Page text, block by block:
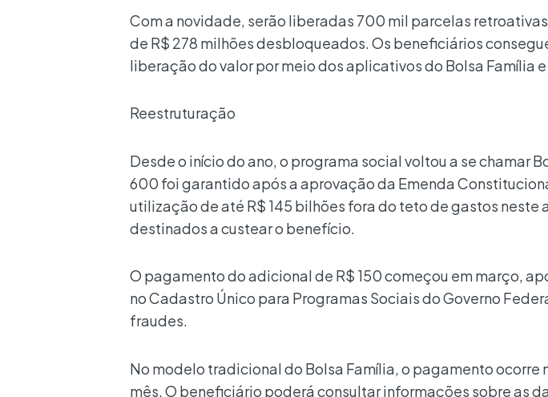
Com a novidade, serão liberadas 700 mil parcelas
de R$ 278 milhões desbloqueados. Os beneficiários
liberação do valor por meio dos aplicativos do Bolsa Família e
Reestruturação
Desde o início do ano, o programa social voltou a se chamar
600 foi garantido após a aprovação da Emenda
utilização de até R$ 145 bilhões fora do teto de gastos neste
destinados a custear o benefício.
O pagamento do adicional de R$ 150 começou em março,
no Cadastro Único para Programas Sociais do Governo
fraudes.
No modelo tradicional do Bolsa Família, o pagamento ocorre
mês. O beneficiário poderá consultar informações sobre as